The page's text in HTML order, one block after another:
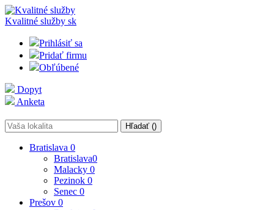
Kvalitné služby sk
Prihlásiť sa
Pridať firmu
Obľúbené
Dopyt
Anketa
Hľadať ()
Bratislava 0
Bratislava0
Malacky 0
Pezinok 0
Senec 0
Prešov 0